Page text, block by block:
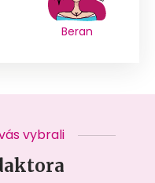
Beran
vybrali